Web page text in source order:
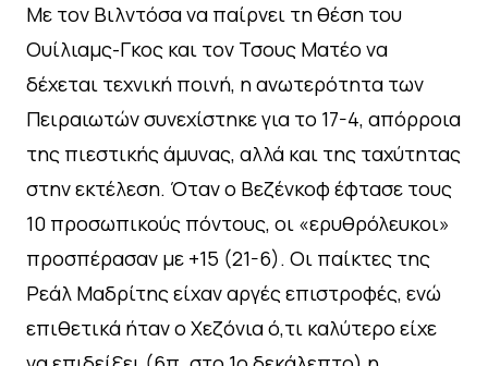
Με τον Βιλντόσα να παίρνει τη θέση του
Ουίλιαμς-Γκος και τον Τσους Ματέο να
δέχεται τεχνική ποινή, η ανωτερότητα των
Πειραιωτών συνεχίστηκε για το 17-4, απόρροια
της πιεστικής άμυνας, αλλά και της ταχύτητας
στην εκτέλεση. Όταν ο Βεζένκοφ έφτασε τους
10 προσωπικούς πόντους, οι «ερυθρόλευκοι»
προσπέρασαν με +15 (21-6). Οι παίκτες της
Ρεάλ Μαδρίτης είχαν αργές επιστροφές, ενώ
επιθετικά ήταν ο Χεζόνια ό,τι καλύτερο είχε